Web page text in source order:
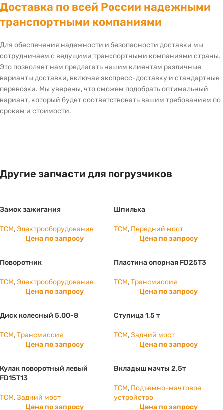
Доставка по всей России надежными
транспортными компаниями
Для обеспечения надежности и безопасности доставки мы
сотрудничаем с ведущими транспортными компаниями страны.
Это позволяет нам предлагать нашим клиентам различные
варианты доставки, включая экспресс-доставку и стандартные
перевозки. Мы уверены, что сможем подобрать оптимальный
вариант, который будет соответствовать вашим требованиям по
срокам и стоимости.
Другие запчасти для погрузчиков
Замок зажигания
TCM,Электрооборудование
Цена по запросу
Шпилька
TCM, Передний мост
Цена по запросу
Поворотник
TCM,Электрооборудование
Цена по запросу
Пластина опорная FD25T3
TCM,Трансмиссия
Цена по запросу
Диск колесный 5.00-8
TCM,Трансмиссия
Цена по запросу
Ступица 1,5 т
TCM,Задний мост
Цена по запросу
Кулак поворотный левый
FD15T13
TCM,Задний мост
Цена по запросу
Вкладыш мачты 2,5т
TCM, Подъемно-мачтовое
устройство
Цена по запросу